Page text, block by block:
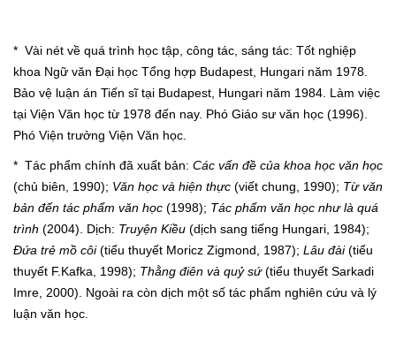
* Vài nét về quá trình học tập, công tác, sáng tác: Tốt nghiệp
khoa Ngữ văn Đại học Tổng hợp Budapest, Hungari năm 1978.
Bảo vệ luận án Tiến sĩ tại Budapest, Hungari năm 1984. Làm việc
tại Viện Văn học từ 1978 đến nay. Phó Giáo sư văn học (1996).
Phó Viện trưởng Viện Văn học.
* Tác phẩm chính đã xuất bản: Các vấn đề của khoa học văn học
(chủ biên, 1990); Văn học và hiện thực (viết chung, 1990); Từ văn
bản đến tác phẩm văn học (1998); Tác phẩm văn học như là quá
trình (2004). Dịch: Truyện Kiều (dịch sang tiếng Hungari, 1984);
Đứa trẻ mồ côi(tiểu thuyết Moricz Zigmond, 1987); Lâu đài(tiểu
thuyết F.Kafka, 1998); Thằng điên và quỷ sứ(tiểu thuyết Sarkadi
Imre, 2000). Ngoài ra còn dịch một số tác phẩm nghiên cứu và lý
luận văn học.